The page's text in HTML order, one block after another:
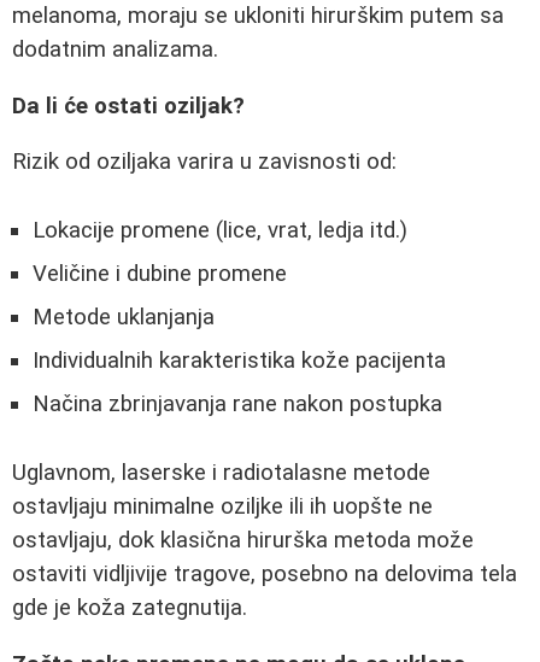
melanoma, moraju se ukloniti hirurškim putem sa
dodatnim analizama.
Da li će ostati oziljak?
Rizik od oziljaka varira u zavisnosti od:
Lokacije promene (lice, vrat, ledja itd.)
Veličine i dubine promene
Metode uklanjanja
Individualnih karakteristika kože pacijenta
Načina zbrinjavanja rane nakon postupka
Uglavnom, laserske i radiotalasne metode
ostavljaju minimalne oziljke ili ih uopšte ne
ostavljaju, dok klasična hirurška metoda može
ostaviti vidljivije tragove, posebno na delovima tela
gde je koža zategnutija.